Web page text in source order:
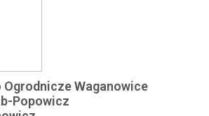
Waganowice
Popowicz